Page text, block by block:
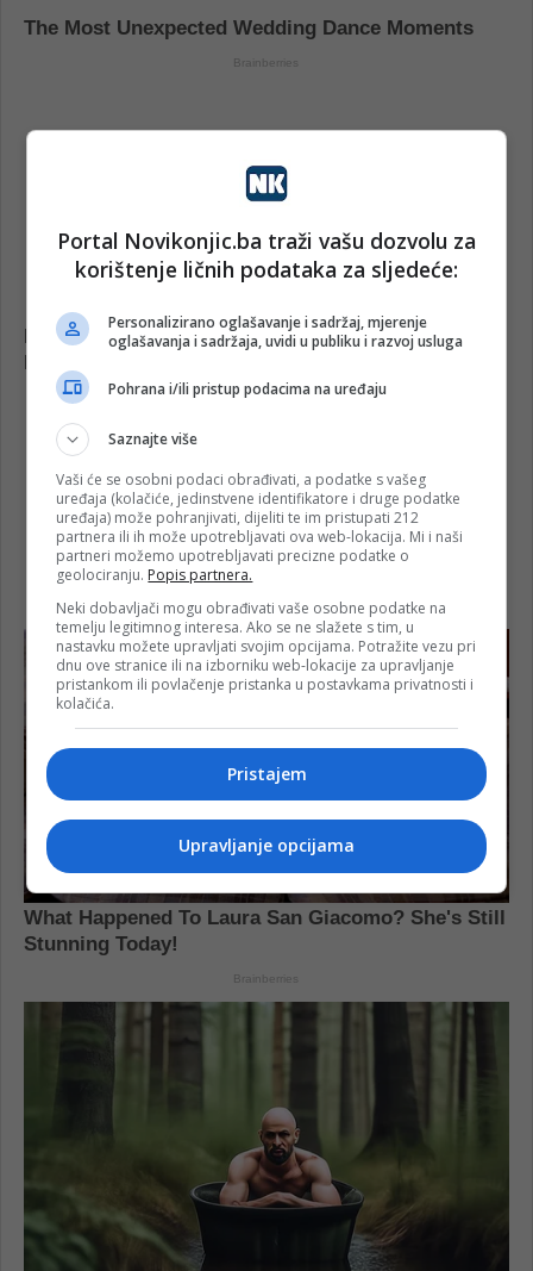
Portal Novikonjic.ba traži vašu dozvolu za
korištenje ličnih podataka za sljedeće:
Personalizirano oglašavanje i sadržaj, mjerenje
oglašavanja i sadržaja, uvidi u publiku i razvoj usluga
Pohrana i/ili pristup podacima na uređaju
Saznajte više
Vaši će se osobni podaci obrađivati, a podatke s vašeg
uređaja (kolačiće, jedinstvene identifikatore i druge podatke
uređaja) može pohranjivati, dijeliti te im pristupati 212
partnera ili ih može upotrebljavati ova web-lokacija. Mi i naši
partneri možemo upotrebljavati precizne podatke o
geolociranju. Popis partnera.
Neki dobavljači mogu obrađivati vaše osobne podatke na
temelju legitimnog interesa. Ako se ne slažete s tim, u
nastavku možete upravljati svojim opcijama. Potražite vezu pri
dnu ove stranice ili na izborniku web-lokacije za upravljanje
pristankom ili povlačenje pristanka u postavkama privatnosti i
kolačića.
Pristajem
Upravljanje opcijama